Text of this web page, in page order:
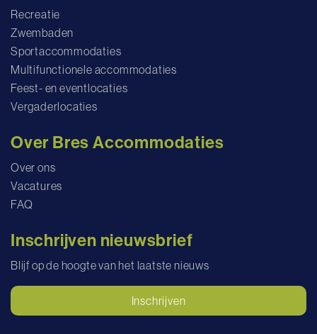
Recreatie
Zwembaden
Sportaccommodaties
Multifunctionele accommodaties
Feest- en eventlocaties
Vergaderlocaties
Over Bres Accommodaties
Over ons
Vacatures
FAQ
Inschrijven nieuwsbrief
Blijf op de hoogte van het laatste nieuws
Inschrijven